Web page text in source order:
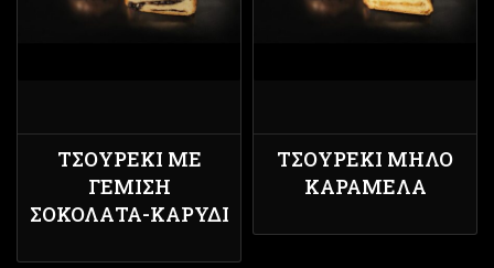
ΤΣΟΥΡΈΚΙ ΜΕ
ΓΈΜΙΣΗ
ΣΟΚΟΛΆΤΑ-ΚΑΡΎΔΙ
ΤΣΟΥΡΈΚΙ ΜΉΛΟ
ΚΑΡΑΜΈΛΑ